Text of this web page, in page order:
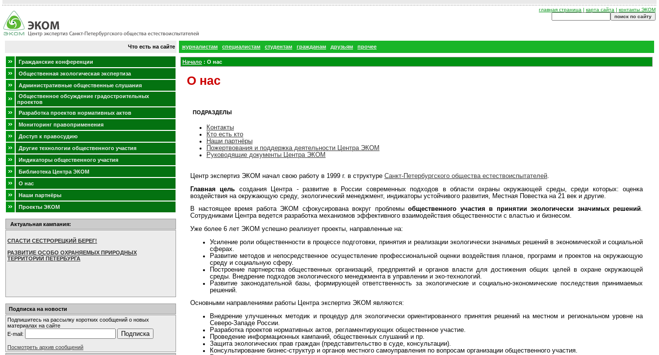
главная страница | карта сайта | контакты ЭКОМ
Что есть на сайте журналистам специалистам студентам гражданам друзьям прочее
Гражданские конференции
Общественная экологическая экспертиза
Административные общественные слушания
Общественное обсуждение градостроительных
проектов
Разработка проектов нормативных актов
Мониторинг правоприменения
Доступ к правосудию
Другие технологии общественного участия
Индикаторы общественного участия
Библиотека Центра ЭКОМ
О нас
Наши партнёры
Проекты ЭКОМ
Актуальная кампания:
СПАСТИ СЕСТРОРЕЦКИЙ БЕРЕГ!
РАЗВИТИЕ ОСОБО ОХРАНЯЕМЫХ ПРИРОДНЫХ
ТЕРРИТОРИЙ ПЕТЕРБУРГА
Подписка на новости
Подпишитесь на рассылку коротких сообщений о новых
материалах на сайте
E-mail:
Посмотреть архив сообщений
Начало : О нас
О нас
ПОДРАЗДЕЛЫ
Контакты
Кто есть кто
Наши партнёры
Пожертвования и поддержка деятельности Центра ЭКОМ
Руководящие документы Центра ЭКОМ
Центр экспертиз ЭКОМ начал свою работу в 1999 г. в структуре Санкт-Петербургского общества естествоиспытателей.
Главная цель создания Центра - развитие в России современных подходов в области охраны окружающей среды, среди которых: оценка
воздействия на окружающую среду, экологический менеджмент, индикаторы устойчивого развития, Местная Повестка на 21 век и другие.
В настоящее время работа ЭКОМ сфокусирована вокруг проблемы общественного участия в принятии экологически значимых решений.
Сотрудниками Центра ведется разработка механизмов эффективного взаимодействия общественности с властью и бизнесом.
Уже более 6 лет ЭКОМ успешно реализует проекты, направленные на:
Усиление роли общественности в процессе подготовки, принятия и реализации экологически значимых решений в экономической и социальной
сферах.
Развитие методов и непосредственное осуществление профессиональной оценки воздействия планов, программ и проектов на окружающую
среду и социальную сферу.
Построение партнерства общественных организаций, предприятий и органов власти для достижения общих целей в охране окружающей
среды. Внедрение подходов экологического менеджмента в управлении и эко-технологий.
Развитие законодательной базы, формирующей ответственность за экологические и социально-экономические последствия принимаемых
решений.
Основными направлениями работы Центра экспертиз ЭКОМ являются:
Внедрение улучшенных методик и процедур для экологически ориентированного принятия решений на местном и региональном уровне на
Северо-Западе России.
Разработка проектов нормативных актов, регламентирующих общественное участие.
Проведение информационных кампаний, общественных слушаний и пр.
Защита экологических прав граждан (представительство в суде, консультации).
Консультирование бизнес-структур и органов местного самоуправления по вопросам организации общественного участия.